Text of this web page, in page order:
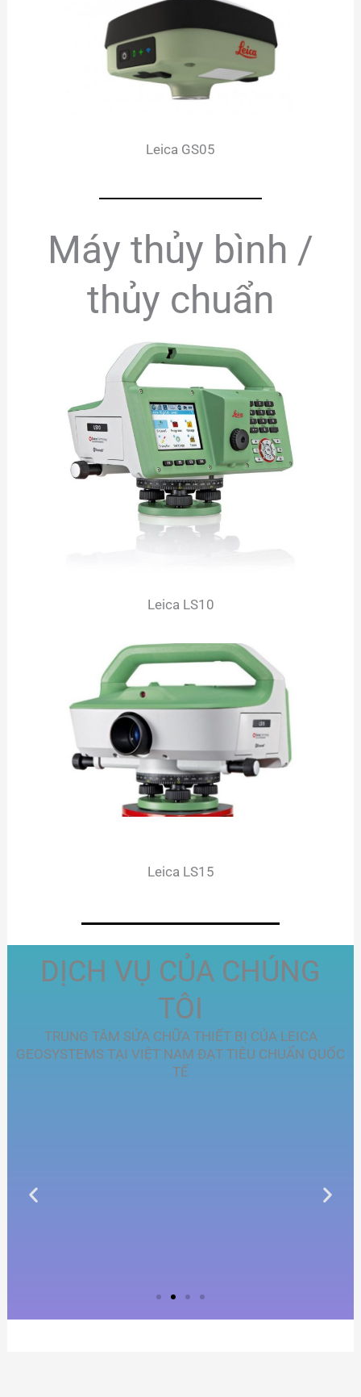
Leica GS05
Máy thủy bình /
thủy chuẩn
Leica LS10
Leica LS15
DỊCH VỤ CỦA CHÚNG
TÔI
TRUNG TÂM SỬA CHỮA THIẾT BỊ CỦA LEICA
GEOSYSTEMS TẠI VIỆT NAM ĐẠT TIÊU CHUẨN QUỐC
TẾ